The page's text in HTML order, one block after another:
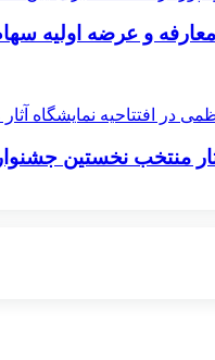
سهام شرکت پیمان غرب: پیمان غرب
منتخب نخستین